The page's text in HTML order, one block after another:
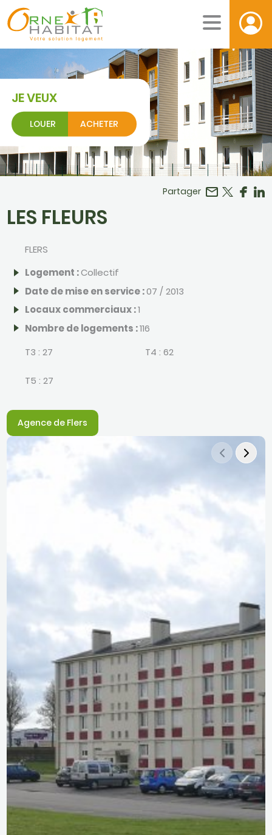
JE VEUX
LOUER ACHETER
Partager
LES FLEURS
FLERS
Logement :Collectif
Date de mise en service :07 / 2013
Locaux commerciaux :1
Nombre de logements :116
T3 :27 T4 : 62
T5 :27
Agence de Flers